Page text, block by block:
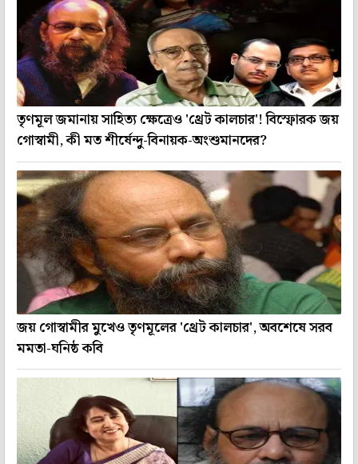
তৃণমূল জমানায় সাহিত্য ক্ষেত্রেও 'থ্রেট কালচার'! বিস্ফোরক জয়
গোস্বামী, কী মত শীর্ষেন্দু-বিনায়ক-অংশুমানদের?
জয় গোস্বামীর মুখেও তৃণমূলের 'থ্রেট কালচার', অবশেষে সরব
মমতা-ঘনিষ্ঠ কবি